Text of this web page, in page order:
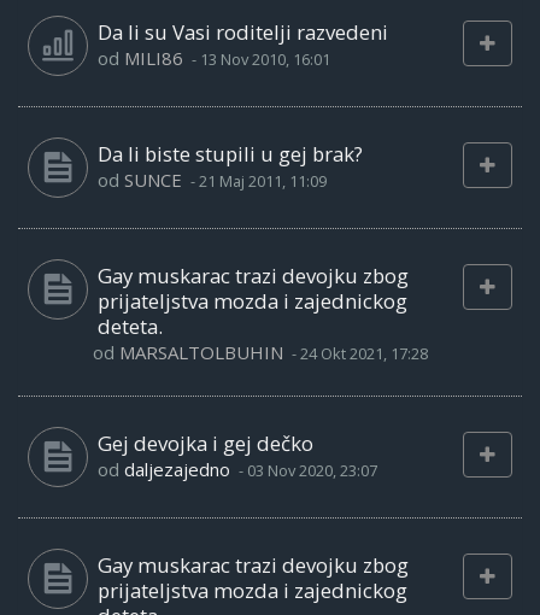
Da li su Vasi roditelji razvedeni
od MILI86 - 13 Nov 2010, 16:01
Da li biste stupili u gej brak?
od SUNCE -21 Maj 2011, 11:09
Gay muskarac trazi devojku zbog
prijateljstva mozda i zajednickog
deteta.
od MARSALTOLBUHIN -24 Okt 2021, 17:28
Gej devojka i gej dečko
od daljezajedno - 03 Nov 2020, 23:07
Gay muskarac trazi devojku zbog
prijateljstva mozda i zajednickog